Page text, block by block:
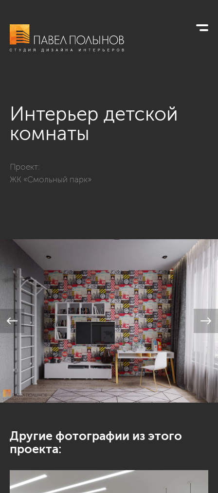
Интерьер детской
комнаты
Проект:
ЖК «Смольный парк»
Другие фотографии из этого
проекта: